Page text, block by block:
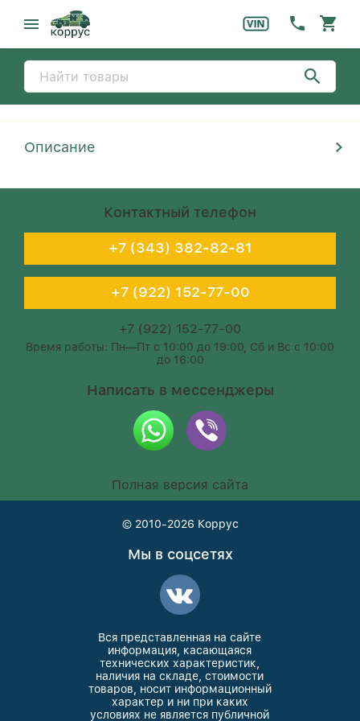
Описание
Контактный телефон
+7 (343) 382-82-81
+7 (922) 152-77-00
+7 (922) 152-77-00
Время работы: Пн—Пт с 10:00 до 19:00, Сб и Вс с 10:00
до 16:00
Написать в мессенджеры
Полная версия сайта
© 2010-2026 Коррус
Мы в соцсетях
Вся представленная на сайте
информация, касающаяся
технических характеристик,
наличия на складе, стоимости
товаров, носит информационный
характер и ни при каких
условиях не является публичной